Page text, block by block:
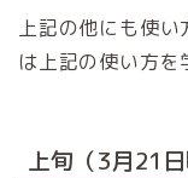
上記の他にも使
は上記の使い方を
上旬（3月21